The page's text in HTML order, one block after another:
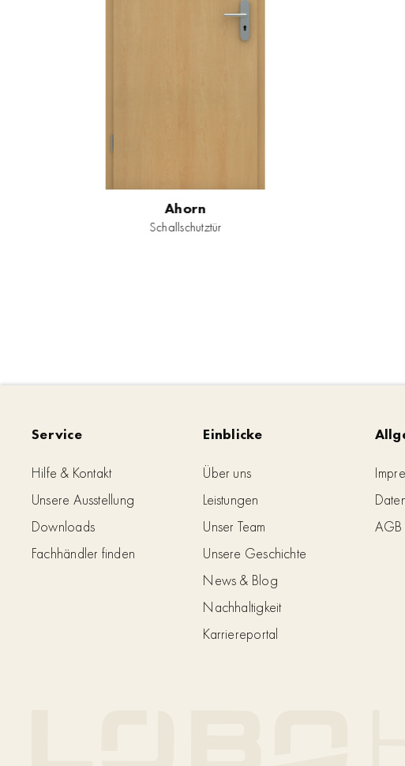
Ahorn
Schallschutztür
Service
Hilfe & Kontakt
Unsere Ausstellung
Downloads
Fachhändler finden
Einblicke
Über uns
Leistungen
Unser Team
Unsere Geschichte
News & Blog
Nachhaltigkeit
Karriereportal
AGB